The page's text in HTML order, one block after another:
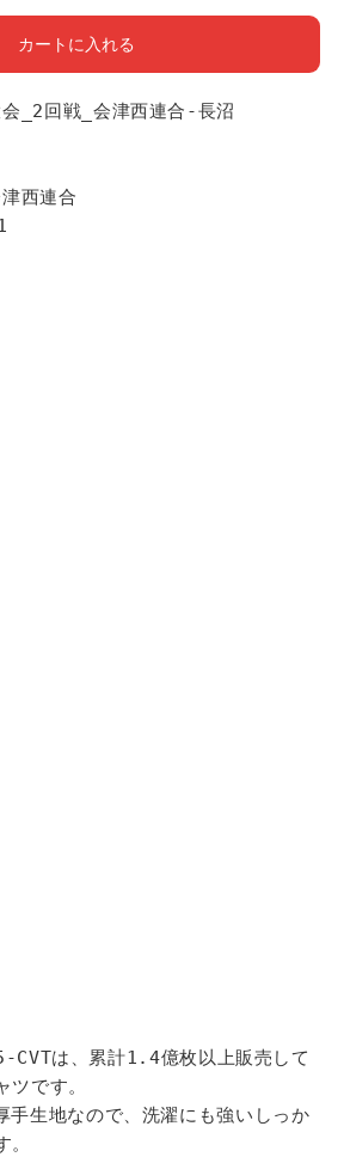
カートに入れる
_2回戦_会津西連合-長沼
西連合
は、累計1.4億枚以上販売して
ツです。
生地なので、洗濯にも強いしっか